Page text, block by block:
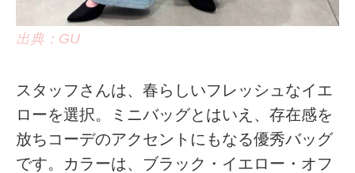
出典：GU
スタッフさんは、春らしいフレッシュなイエ
ローを選択。ミニバッグとはいえ、存在感を
放ちコーデのアクセントにもなる優秀バッグ
です。カラーは、ブラック・イエロー・オフ